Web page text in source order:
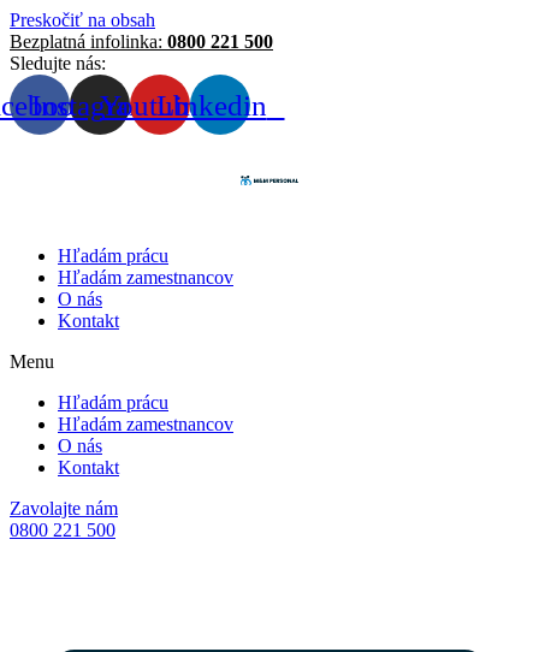
Preskočiť na obsah
Bezplatná infolinka: 0800 221 500
Sledujte nás:
InstagramYoutubeLinkedin
Hľadám prácu
Hľadám zamestnancov
O nás
Kontakt
Menu
Hľadám prácu
Hľadám zamestnancov
O nás
Kontakt
Zavolajte nám
0800 221 500